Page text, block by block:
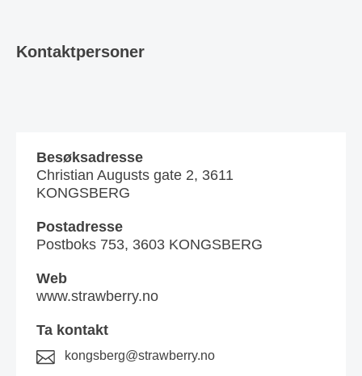
Kontaktpersoner
Besøksadresse
Christian Augusts gate 2, 3611
KONGSBERG
Postadresse
Postboks 753, 3603 KONGSBERG
Web
www.strawberry.no
Ta kontakt
kongsberg@strawberry.no